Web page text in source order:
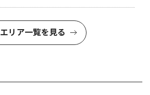
エリア一覧を見る